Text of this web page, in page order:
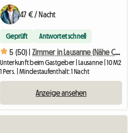
47 € / Nacht
Geprüft Antwortet schnell
5 (50) | Zimmer in Lausanne (Nähe CHUV)
Unterkunft beim Gastgeber | Lausanne | 10 M2
1 Pers. | Mindestaufenthalt: 1 Nacht
Anzeige ansehen